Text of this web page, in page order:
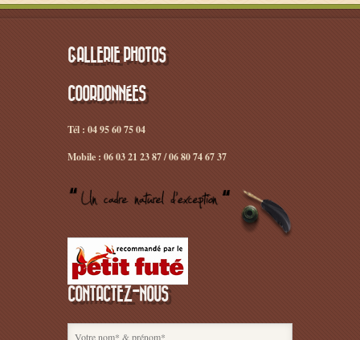
GALLERIE PHOTOS
COORDONNÉES
Tél : 04 95 60 75 04
Mobile : 06 03 21 23 87 / 06 80 74 67 37
CONTACTEZ-NOUS